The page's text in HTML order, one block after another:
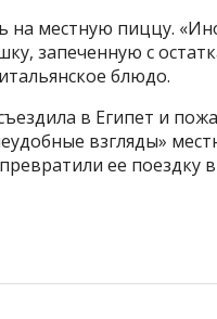
на местную пиццу.
запеченную с
блюдо.
в Египет и
взгляды»
ее поездку